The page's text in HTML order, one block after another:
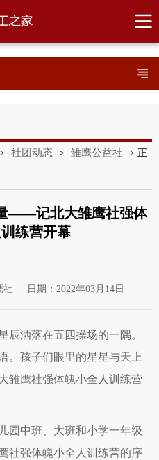
> 社团动态 > 雏鹰公益社 > 正
——记北大雏鹰社强体
练营开幕
社 日期：2022年03月14日
辰洒落在五四操场的一隅。
。孩子们眼里的星星与天上
雏鹰社强体魄小全人训练营
园中班、大班和小学一年级
社强体魄小全人训练营的序